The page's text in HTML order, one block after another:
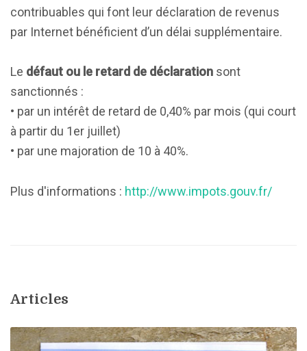
contribuables qui font leur déclaration de revenus
par Internet bénéficient d’un délai supplémentaire.
Le défaut ou le retard de déclaration sont
sanctionnés :
• par un intérêt de retard de 0,40% par mois (qui court
à partir du 1er juillet)
• par une majoration de 10 à 40%.
Plus d'informations : http://www.impots.gouv.fr/
Articles